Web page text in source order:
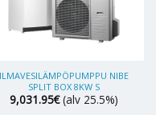
ILMAVESILÄMPÖPUMPPU NIBE
SPLIT BOX 8KW S
9,031.95€ (alv 25.5%)